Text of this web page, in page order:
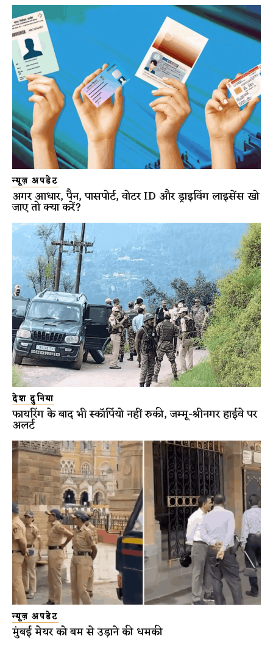
न्यूज़ अपडेट
अगर आधार, पैन, पासपोर्ट, वोटर ID और ड्राइविंग लाइसेंस खो
जाए तो क्या करें?
देश दुनिया
फायरिंग के बाद भी स्कॉर्पियो नहीं रुकी, जम्मू-श्रीनगर हाईवे पर
अलर्ट
न्यूज़ अपडेट
मुंबई मेयर को बम से उड़ाने की धमकी